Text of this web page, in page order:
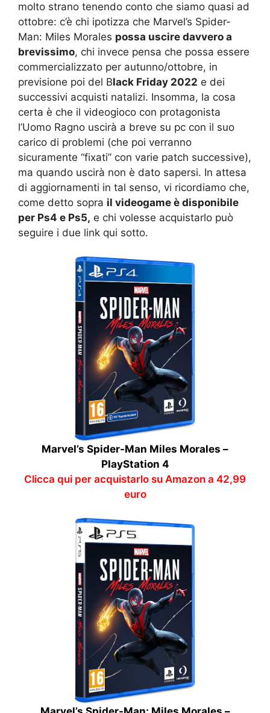
molto strano tenendo conto che siamo quasi ad
ottobre: c’è chi ipotizza che Marvel’s Spider-
Man: Miles Morales possa uscire davvero a
brevissimo, chi invece pensa che possa essere
commercializzato per autunno/ottobre, in
previsione poi del Black Friday 2022 e dei
successivi acquisti natalizi. Insomma, la cosa
certa è che il videogioco con protagonista
l’Uomo Ragno uscirà a breve su pc con il suo
carico di problemi (che poi verranno
sicuramente “fixati” con varie patch successive),
ma quando uscirà non è dato sapersi. In attesa
di aggiornamenti in tal senso, vi ricordiamo che,
come detto sopra il videogame è disponibile
per Ps4 e Ps5, e chi volesse acquistarlo può
seguire i due link qui sotto.
Marvel’s Spider-Man Miles Morales –
PlayStation 4
Clicca qui per acquistarlo su Amazon a 42,99
euro